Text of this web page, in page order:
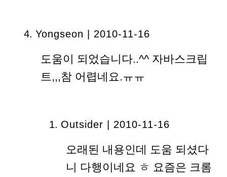
Yongseon | 2010-11-16
도움이 되었습니다..^^ 자바스크립
트,,,참 어렵네요.ㅠㅠ
Outsider | 2010-11-16
오래된 내용인데 도움 되셨다
니 다행이네요 ㅎ 요즘은 크롬